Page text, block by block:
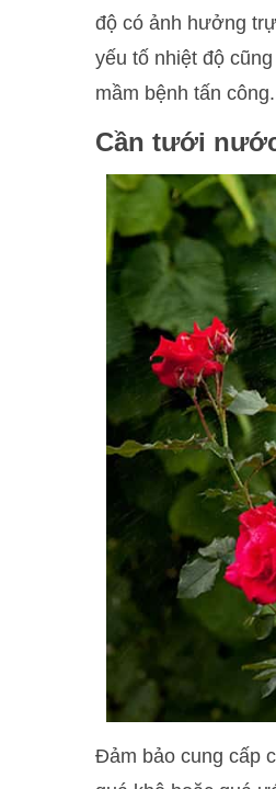
độ có ảnh hưởng
yếu tố nhiệt độ
mầm bệnh tấn công.
Cần tưới
Đảm bảo cung cấp